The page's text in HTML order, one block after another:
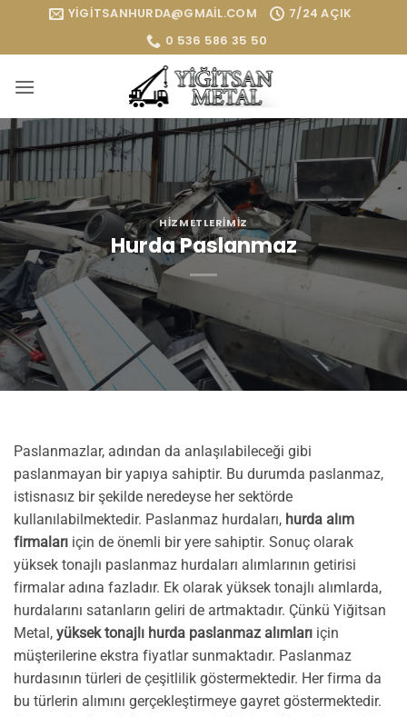
YIGITSANHURDA@GMAIL.COM
7/24 AÇIK
0 536 586 35 50
HIZMETLERIMIZ
Hurda Paslanmaz
Paslanmazlar, adından da anlaşılabileceği gibi
paslanmayan bir yapıya sahiptir. Bu durumda paslanmaz,
istisnasız bir şekilde neredeyse her sektörde
kullanılabilmektedir. Paslanmaz hurdaları, hurda alım
firmaları için de önemli bir yere sahiptir. Sonuç olarak
yüksek tonajlı paslanmaz hurdaları alımlarının getirisi
firmalar adına fazladır. Ek olarak yüksek tonajlı alımlarda,
hurdalarını satanların geliri de artmaktadır. Çünkü Yiğitsan
Metal, yüksek tonajlı hurda paslanmaz alımları için
müşterilerine ekstra fiyatlar sunmaktadır. Paslanmaz
hurdasının türleri de çeşitlilik göstermektedir. Her firma da
bu türlerin alımını gerçekleştirmeye gayret göstermektedir.